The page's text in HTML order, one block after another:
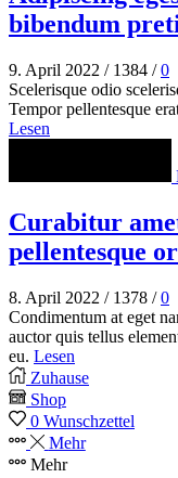
bibendum
9. April 2022 / 1384 / 0
Scelerisque odio
Tempor pellentesque
Lesen
Curabitur
pellentesque
8. April 2022 / 1378 / 0
Condimentum at eget
auctor quis tellus
eu. Lesen
Zuhause
Shop
0 Wunschzettel
Mehr
Mehr